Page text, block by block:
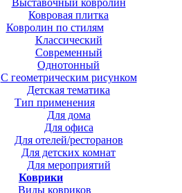
Ковровая плитка
Ковролин по стилям
Классический
Современный
Однотонный
С геометрическим рисунком
Детская тематика
Тип применения
Для дома
Для офиса
Для отелей/ресторанов
Для детских комнат
Для мероприятий
Коврики
Виды ковриков